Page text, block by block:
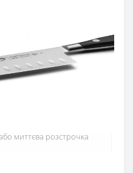
миттєва розстрочка